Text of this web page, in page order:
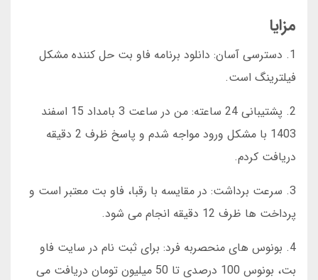
مزایا
1. دسترسی آسان: دانلود برنامه فاو بت حل کننده مشکل
فیلترینگ است.
2. پشتیبانی 24 ساعته: من در ساعت 3 بامداد 15 اسفند
1403 با مشکل ورود مواجه شدم و پاسخ ظرف 2 دقیقه
دریافت کردم.
3. سرعت برداشت: در مقایسه با رقبا، فاو بت معتبر است و
پرداخت ها ظرف 12 دقیقه انجام می شود.
4. بونوس های منحصربه فرد: برای ثبت نام در سایت فاو
بت، بونوس 100 درصدی تا 50 میلیون تومان دریافت می